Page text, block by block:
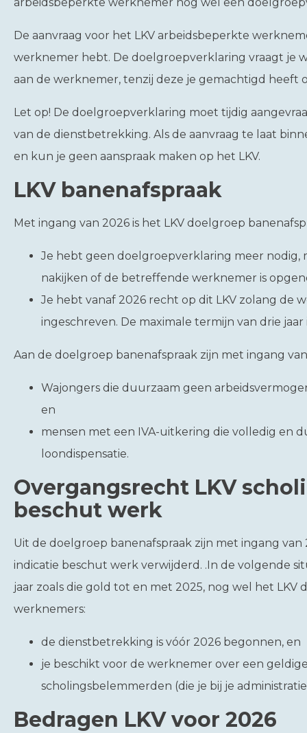
De aanvraag voor het LKV arbeidsbeperkte
werknemer hebt. De doelgroepverklaring vraagt je
aan de werknemer, tenzij deze je gemachtigd heeft
Let op! De doelgroepverklaring moet tijdig
van de dienstbetrekking. Als de aanvraag te laat
en kun je geen aanspraak maken op het LKV.
LKV banenafspraak
Met ingang van 2026 is het LKV doelgroep
Je hebt geen doelgroepverklaring meer
nakijken of de betreffende werknemer is
Je hebt vanaf 2026 recht op dit LKV zolang de
ingeschreven. De maximale termijn van drie
Aan de doelgroep banenafspraak zijn met ingang
Wajongers die duurzaam geen
en
mensen met een IVA-uitkering die volledig en
loondispensatie.
Overgangsrecht LKV
beschut werk
Uit de doelgroep banenafspraak zijn met ingang
indicatie beschut werk verwijderd. .In de volgende
jaar zoals die gold tot en met 2025, nog wel het
werknemers:
de dienstbetrekking is vóór 2026 begonnen, en
je beschikt voor de werknemer over een
scholingsbelemmerden (die je bij je
Bedragen LKV voor 2026